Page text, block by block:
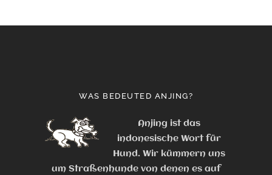
WAS BEDEUTED ANJING?
Anjing ist das
indonesische Wort für
Hund. Wir kümmern uns
um Straßenhunde von denen es auf